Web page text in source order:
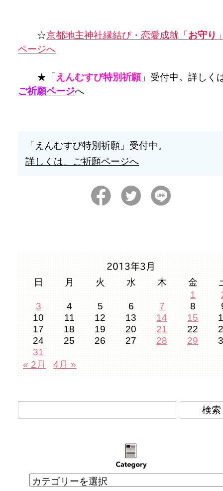
☆京都地主神社縁結び・恋愛成就「お守り
ページへ
★「 えんむすび特別祈願」受付中。詳しく
ご祈願ページへ
「えんむすび特別祈願」受付中。
詳しくは、ご祈願ページへ
2013年3月
日 月 火 水 木 金
1
3
4 5 6 7 8
10
11 12 13 14 15
17
18 19 20 21 22
24
25 26 27 28 29
31
« 2月
4月 »